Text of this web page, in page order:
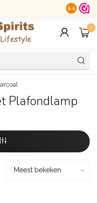
14 dagen
9.5
0
Plafondlamp